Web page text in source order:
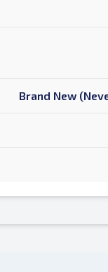
Brand New